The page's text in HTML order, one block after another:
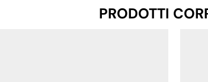
PRODOTTI